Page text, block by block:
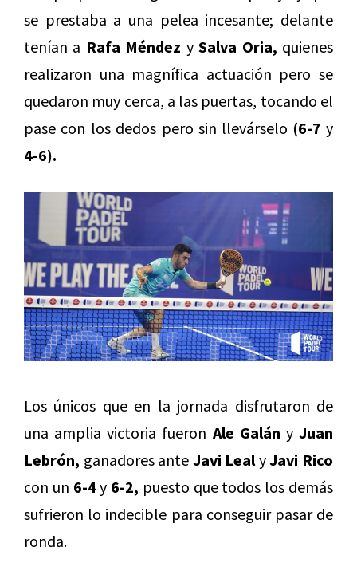
se prestaba a una pelea incesante; delante
tenían a Rafa Méndez ySalva Oria, quienes
realizaron una magnífica actuación pero se
quedaron muy cerca, a las puertas, tocando el
pase con los dedos pero sin llevárselo (6-7 y
4-6).
Los únicos que en la jornada disfrutaron de
una amplia victoria fueron Ale Galán yJuan
Lebrón, ganadores ante Javi LealyJavi Rico
con un 6-4y 6-2, puesto que todos los demás
sufrieron lo indecible para conseguir pasar de
ronda.